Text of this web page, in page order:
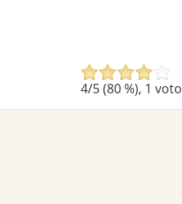
4/5 (80%), 1 voto